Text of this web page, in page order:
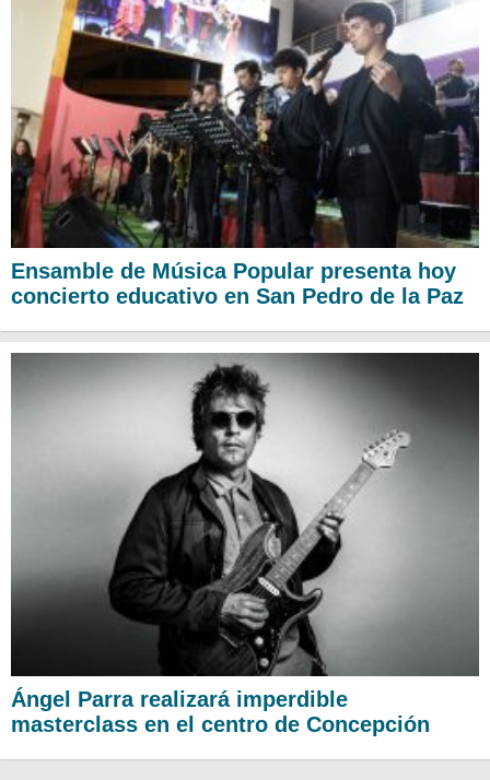
Ensamble de Música Popular presenta hoy
concierto educativo en San Pedro de la Paz
Ángel Parra realizará imperdible
masterclass en el centro de Concepción